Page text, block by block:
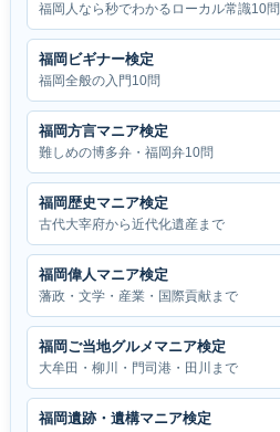
福岡人なら秒でわかるローカル常識10問
福岡ビギナー検定
福岡全般の入門10問
福岡方言マニア検定
難しめの博多弁・福岡弁10問
福岡歴史マニア検定
古代大宰府から近代化遺産まで
福岡偉人マニア検定
藩政・文学・産業・国際貢献まで
福岡ご当地グルメマニア検定
大牟田・柳川・門司港・田川まで
福岡遺跡・遺構マニア検定